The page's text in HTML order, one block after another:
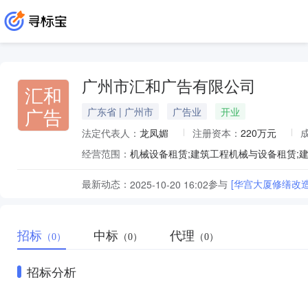
汇和
广告
广州市汇和广告有限公司
广东省 | 广州市 广告业
开业
法定代表人： 龙凤媚 注册资本： 220万元
经营范围：
最新动态： 2025-10-20 16:02参与 [华宫大厦修缮改
招标 （0） 中标 （0） 代理 （0）
招标分析